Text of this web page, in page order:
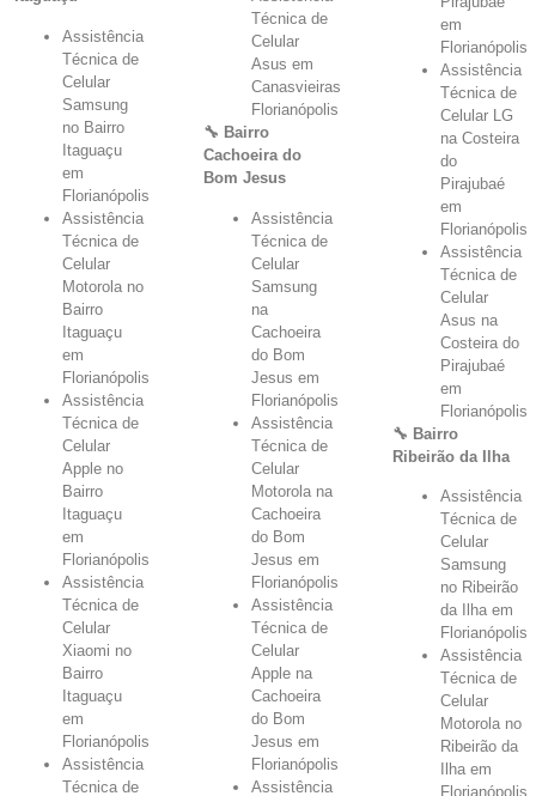
Assistência
Técnica de
Celular
Samsung
no Bairro
Itaguaçu
em
Florianópolis
Assistência
Técnica de
Celular
Motorola no
Bairro
Itaguaçu
em
Florianópolis
Assistência
Técnica de
Celular
Apple no
Bairro
Itaguaçu
em
Florianópolis
Assistência
Técnica de
Celular
Xiaomi no
Bairro
Itaguaçu
em
Florianópolis
Assistência
Técnica de
Técnica de
Celular
Asus em
Canasvieiras
Florianópolis
🔧 Bairro
Cachoeira do
Bom Jesus
Assistência
Técnica de
Celular
Samsung
na
Cachoeira
do Bom
Jesus em
Florianópolis
Assistência
Técnica de
Celular
Motorola na
Cachoeira
do Bom
Jesus em
Florianópolis
Assistência
Técnica de
Celular
Apple na
Cachoeira
do Bom
Jesus em
Florianópolis
Assistência
em
Florianópolis
Assistência
Técnica de
Celular LG
na Costeira
do
Pirajubaé
em
Florianópolis
Assistência
Técnica de
Celular
Asus na
Costeira do
Pirajubaé
em
Florianópolis
🔧 Bairro
Ribeirão da Ilha
Assistência
Técnica de
Celular
Samsung
no Ribeirão
da Ilha em
Florianópolis
Assistência
Técnica de
Celular
Motorola no
Ribeirão da
Ilha em
Florianópolis